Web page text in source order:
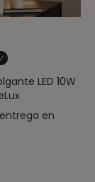
LED 10W
en